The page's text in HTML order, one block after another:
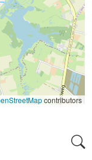
contributors